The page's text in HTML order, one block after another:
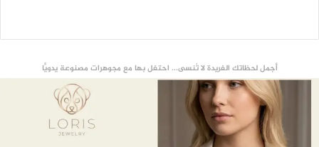
أجمل لحظاتك الفريدة لا تُنسى... احتفل بها مع مجوهرات مصنوعة يدويًّا